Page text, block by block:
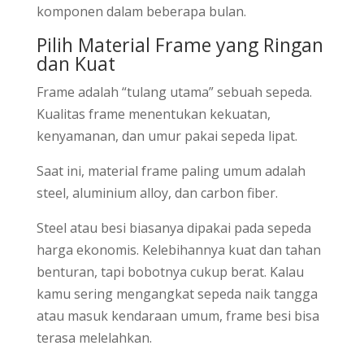
komponen dalam beberapa bulan.
Pilih Material Frame yang Ringan
dan Kuat
Frame adalah “tulang utama” sebuah sepeda.
Kualitas frame menentukan kekuatan,
kenyamanan, dan umur pakai sepeda lipat.
Saat ini, material frame paling umum adalah
steel, aluminium alloy, dan carbon fiber.
Steel atau besi biasanya dipakai pada sepeda
harga ekonomis. Kelebihannya kuat dan tahan
benturan, tapi bobotnya cukup berat. Kalau
kamu sering mengangkat sepeda naik tangga
atau masuk kendaraan umum, frame besi bisa
terasa melelahkan.